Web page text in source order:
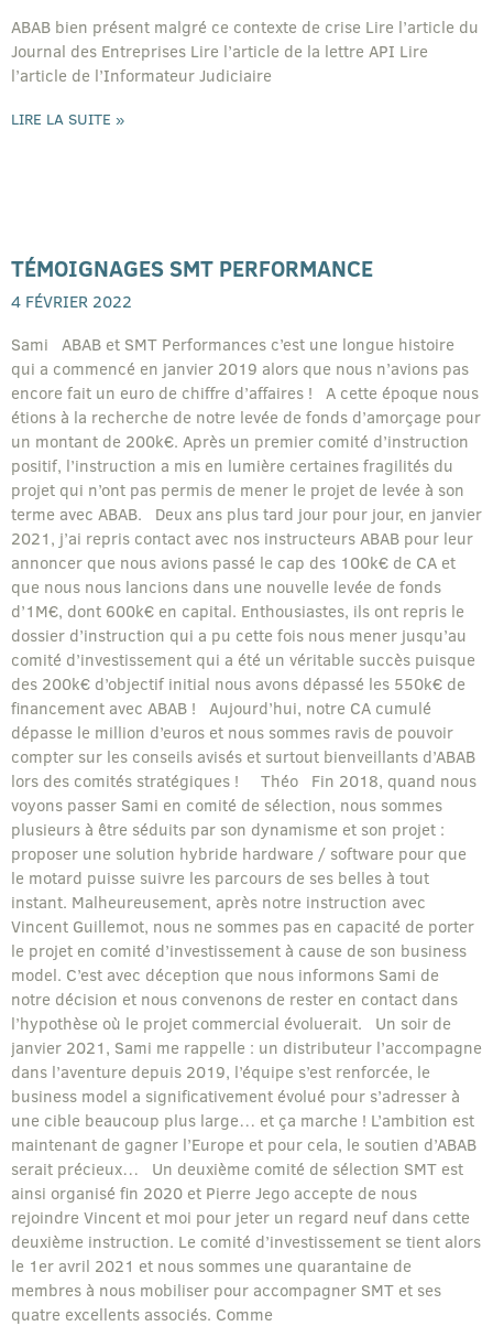
ABAB bien présent malgré ce contexte de crise Lire l’article du
Journal des Entreprises Lire l’article de la lettre API Lire
l’article de l’Informateur Judiciaire
LIRE LA SUITE »
TÉMOIGNAGES SMT PERFORMANCE
4 FÉVRIER 2022
Sami ABAB et SMT Performances c’est une longue histoire
qui a commencé en janvier 2019 alors que nous n’avions pas
encore fait un euro de chiffre d’affaires ! A cette époque nous
étions à la recherche de notre levée de fonds d’amorçage pour
un montant de 200k€. Après un premier comité d’instruction
positif, l’instruction a mis en lumière certaines fragilités du
projet qui n’ont pas permis de mener le projet de levée à son
terme avec ABAB. Deux ans plus tard jour pour jour, en janvier
2021, j’ai repris contact avec nos instructeurs ABAB pour leur
annoncer que nous avions passé le cap des 100k€ de CA et
que nous nous lancions dans une nouvelle levée de fonds
d’1M€, dont 600k€ en capital. Enthousiastes, ils ont repris le
dossier d’instruction qui a pu cette fois nous mener jusqu’au
comité d’investissement qui a été un véritable succès puisque
des 200k€ d’objectif initial nous avons dépassé les 550k€ de
financement avec ABAB ! Aujourd’hui, notre CA cumulé
dépasse le million d’euros et nous sommes ravis de pouvoir
compter sur les conseils avisés et surtout bienveillants d’ABAB
lors des comités stratégiques ! Théo Fin 2018, quand nous
voyons passer Sami en comité de sélection, nous sommes
plusieurs à être séduits par son dynamisme et son projet :
proposer une solution hybride hardware / software pour que
le motard puisse suivre les parcours de ses belles à tout
instant. Malheureusement, après notre instruction avec
Vincent Guillemot, nous ne sommes pas en capacité de porter
le projet en comité d’investissement à cause de son business
model. C’est avec déception que nous informons Sami de
notre décision et nous convenons de rester en contact dans
l’hypothèse où le projet commercial évoluerait. Un soir de
janvier 2021, Sami me rappelle : un distributeur l’accompagne
dans l’aventure depuis 2019, l’équipe s’est renforcée, le
business model a significativement évolué pour s’adresser à
une cible beaucoup plus large… et ça marche ! L’ambition est
maintenant de gagner l’Europe et pour cela, le soutien d’ABAB
serait précieux… Un deuxième comité de sélection SMT est
ainsi organisé fin 2020 et Pierre Jego accepte de nous
rejoindre Vincent et moi pour jeter un regard neuf dans cette
deuxième instruction. Le comité d’investissement se tient alors
le 1er avril 2021 et nous sommes une quarantaine de
membres à nous mobiliser pour accompagner SMT et ses
quatre excellents associés. Comme